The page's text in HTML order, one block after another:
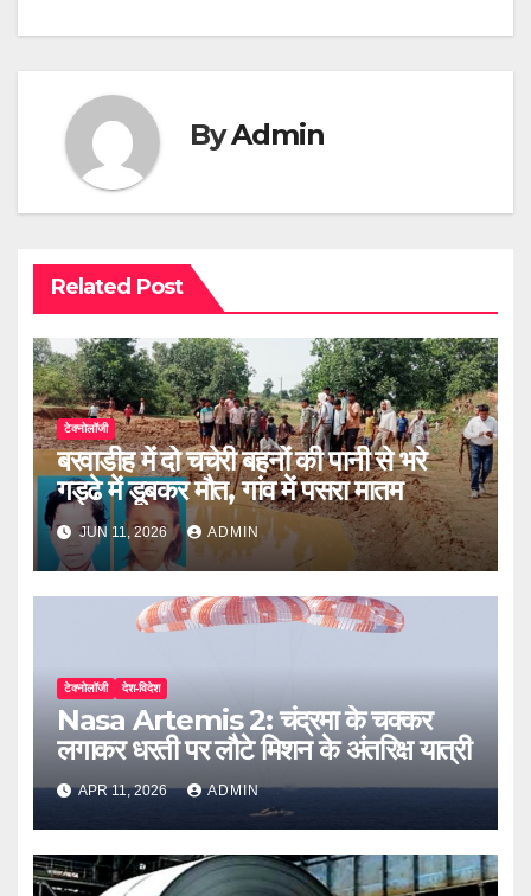
ByAdmin
Related Post
टेक्नोलॉजी
बरवाडीह में दो चचेरी बहनों की पानी से भरे
गड्ढे में डूबकर मौत, गांव में पसरा मातम
JUN 11, 2026 ADMIN
टेक्नोलॉजी देश-विदेश
Nasa Artemis 2: चंद्रमा के चक्कर
लगाकर धरती पर लौटे मिशन के अंतरिक्ष यात्री
APR 11, 2026 ADMIN